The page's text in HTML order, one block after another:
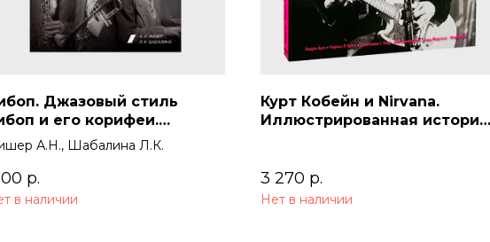
Джазовый стиль
и его корифеи.
гармония в период
модуляции от
к бибопу
А.Н., Шабалина Л.К.
р.
в наличии
Курт Кобейн и Nirvana.
Иллюстрированная история
3 270 р.
Нет в наличии